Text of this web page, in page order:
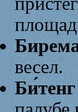
весел.
Би́тенг